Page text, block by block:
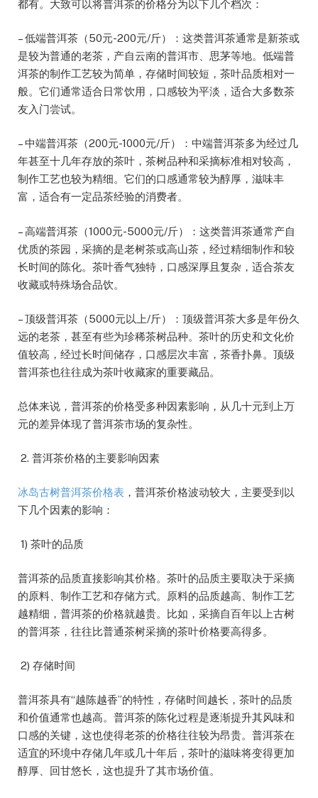
都有。大致可以将普洱茶的价格分为以下几个档次：
– 低端普洱茶（50元-200元/斤）：这类普洱茶通常是新茶或
是较为普通的老茶，产自云南的普洱市、思茅等地。低端普
洱茶的制作工艺较为简单，存储时间较短，茶叶品质相对一
般。它们通常适合日常饮用，口感较为平淡，适合大多数茶
友入门尝试。
– 中端普洱茶（200元-1000元/斤）：中端普洱茶多为经过几
年甚至十几年存放的茶叶，茶树品种和采摘标准相对较高，
制作工艺也较为精细。它们的口感通常较为醇厚，滋味丰
富，适合有一定品茶经验的消费者。
– 高端普洱茶（1000元-5000元/斤）：这类普洱茶通常产自
优质的茶园，采摘的是老树茶或高山茶，经过精细制作和较
长时间的陈化。茶叶香气独特，口感深厚且复杂，适合茶友
收藏或特殊场合品饮。
– 顶级普洱茶（5000元以上/斤）：顶级普洱茶大多是年份久
远的老茶，甚至有些为珍稀茶树品种。茶叶的历史和文化价
值较高，经过长时间储存，口感层次丰富，茶香扑鼻。顶级
普洱茶也往往成为茶叶收藏家的重要藏品。
总体来说，普洱茶的价格受多种因素影响，从几十元到上万
元的差异体现了普洱茶市场的复杂性。
2. 普洱茶价格的主要影响因素
冰岛古树普洱茶价格表 ，普洱茶价格波动较大，主要受到以
下几个因素的影响：
1) 茶叶的品质
普洱茶的品质直接影响其价格。茶叶的品质主要取决于采摘
的原料、制作工艺和存储方式。原料的品质越高、制作工艺
越精细，普洱茶的价格就越贵。比如，采摘自百年以上古树
的普洱茶，往往比普通茶树采摘的茶叶价格要高得多。
2) 存储时间
普洱茶具有“越陈越香”的特性，存储时间越长，茶叶的品质
和价值通常也越高。普洱茶的陈化过程是逐渐提升其风味和
口感的关键，这也使得老茶的价格往往较为昂贵。普洱茶在
适宜的环境中存储几年或几十年后，茶叶的滋味将变得更加
醇厚、回甘悠长，这也提升了其市场价值。